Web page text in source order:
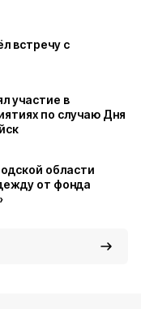
встречу с
участие в
по случаю Дня
области
от фонда